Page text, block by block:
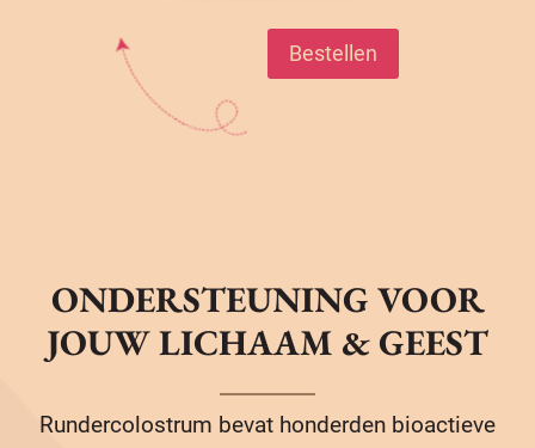
Bestellen
ONDERSTEUNING VOOR
JOUW LICHAAM & GEEST
Rundercolostrum bevat honderden bioactieve